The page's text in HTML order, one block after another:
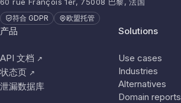
符合 GDPR 欧盟托管
产品
API 文档 ↗
状态页 ↗
泄漏数据库
Solutions
Use cases
Industries
Alternatives
Domain reports